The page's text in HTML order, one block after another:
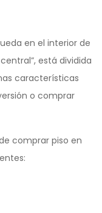
en el interior de
está dividida
características
o comprar
comprar piso en